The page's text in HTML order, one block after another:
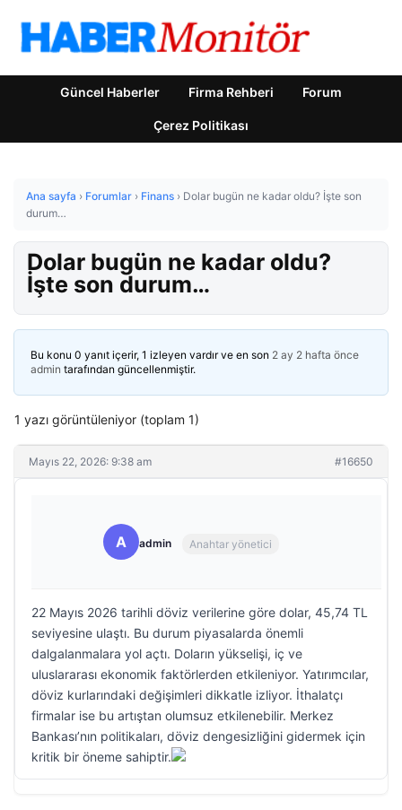
Güncel Haberler Firma Rehberi Forum
Çerez Politikası
Ana sayfa › Forumlar › Finans › Dolar bugün ne kadar oldu? İşte son
durum…
Dolar bugün ne kadar oldu?
İşte son durum…
Bu konu 0 yanıt içerir, 1 izleyen vardır ve en son 2 ay 2 hafta önce
admin tarafından güncellenmiştir.
1 yazı görüntüleniyor (toplam 1)
Mayıs 22, 2026: 9:38 am #16650
A admin Anahtar yönetici
22 Mayıs 2026 tarihli döviz verilerine göre dolar, 45,74 TL
seviyesine ulaştı. Bu durum piyasalarda önemli
dalgalanmalara yol açtı. Doların yükselişi, iç ve
uluslararası ekonomik faktörlerden etkileniyor. Yatırımcılar,
döviz kurlarındaki değişimleri dikkatle izliyor. İthalatçı
firmalar ise bu artıştan olumsuz etkilenebilir. Merkez
Bankası’nın politikaları, döviz dengesizliğini gidermek için
kritik bir öneme sahiptir.